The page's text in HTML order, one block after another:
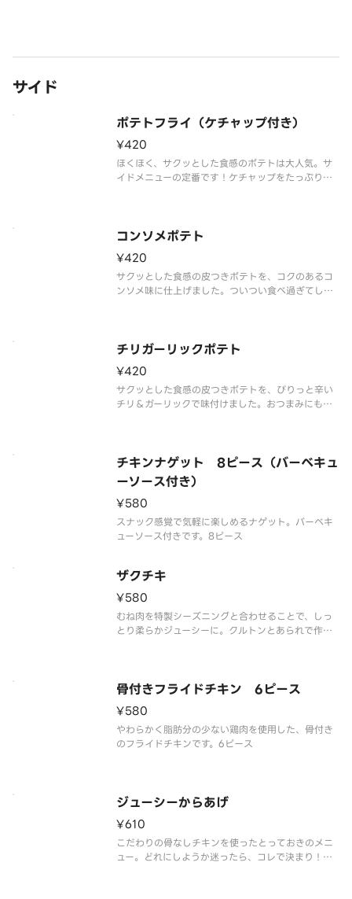
サイド
ポテトフライ（ケチャップ付き）
¥420
ほくほく、サクッとした食感のポテトは大人気。サ
イドメニューの定番です！ケチャップをたっぷりつ
コンソメポテト
¥420
サクッとした食感の皮つきポテトを、コクのあるコ
ンソメ味に仕上げました。ついつい食べ過ぎてしま
チリガーリックポテト
¥420
サクッとした食感の皮つきポテトを、ぴりっと辛い
チリ＆ガーリックで味付けました。おつまみにもぴ
チキンナゲット 8ピース（バーベキュ
ーソース付き）
¥580
スナック感覚で気軽に楽しめるナゲット。バーベキ
ューソース付きです。8ピース
ザクチキ
¥580
むね肉を特製シーズニングと合わせることで、しっ
とり柔らかジューシーに。クルトンとあられで作っ
骨付きフライドチキン 6ピース
¥580
やわらかく脂肪分の少ない鶏肉を使用した、骨付き
のフライドチキンです。6ピース
ジューシーからあげ
¥610
こだわりの骨なしチキンを使ったとっておきのメニ
ュー。どれにしようか迷ったら、コレで決まり！ジ